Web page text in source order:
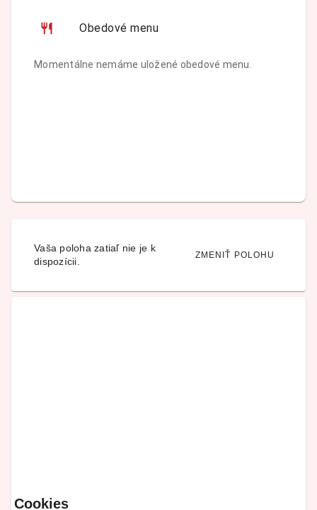
Obedové menu
Momentálne nemáme uložené obedové menu.
Vaša poloha zatiaľ nie je k
dispozícii.
ZMENIŤ POLOHU
Cookies